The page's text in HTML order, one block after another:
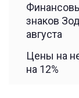
знаков
августа
Цены на
на 12%